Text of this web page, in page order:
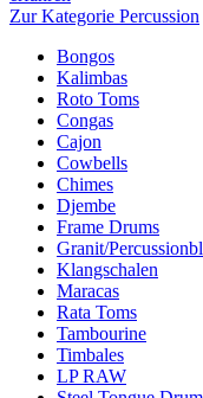
Zur Kategorie Percussion
Bongos
Kalimbas
Roto Toms
Congas
Cajon
Cowbells
Chimes
Djembe
Frame Drums
Granit/
Klangschalen
Maracas
Rata Toms
Tambourine
Timbales
LP RAW